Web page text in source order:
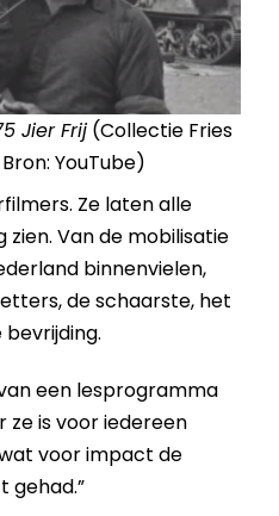
Jier Frij (Collectie Fries
YouTube)
Ze laten alle
Van de mobilisatie
binnenvielen,
de schaarste, het
een lesprogramma
ze is voor iedereen
voor impact de
gehad.”